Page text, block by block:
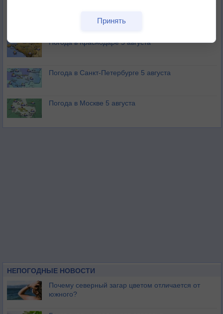
Погода в Краснодаре 5 августа
Погода в Санкт-Петербурге 5 августа
Погода в Москве 5 августа
НЕПОГОДНЫЕ НОВОСТИ
Почему северный загар цветом отличается от
южного?
Принять